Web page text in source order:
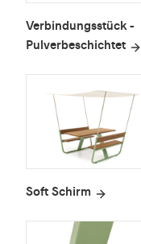
Verbindungsstück -
Pulverbeschichtet
Soft Schirm